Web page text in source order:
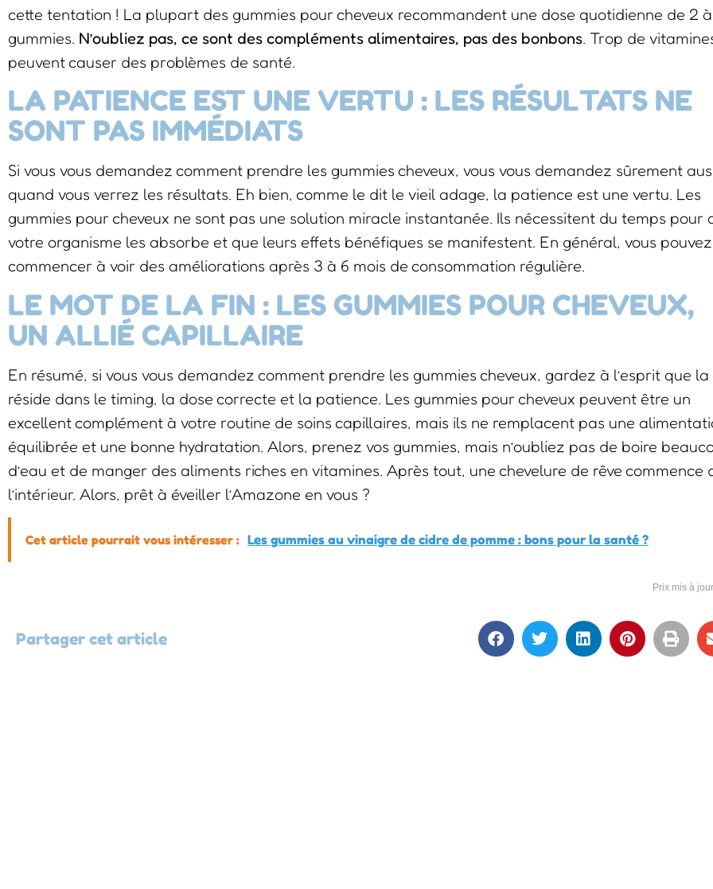
cette tentation ! La plupart des gummies pour cheveux recommandent une dose quotidienne de 2
gummies. N’oubliez pas, ce sont des compléments alimentaires, pas des bonbons. Trop de
peuvent causer des problèmes de santé.
LA PATIENCE EST UNE VERTU : LES RÉSULTATS NE
SONT PAS IMMÉDIATS
Si vous vous demandez comment prendre les gummies cheveux, vous vous demandez sûrement
quand vous verrez les résultats. Eh bien, comme le dit le vieil adage, la patience est une vertu. Les
gummies pour cheveux ne sont pas une solution miracle instantanée. Ils nécessitent du temps pour
votre organisme les absorbe et que leurs effets bénéfiques se manifestent. En général, vous pouvez
commencer à voir des améliorations après 3 à 6 mois de consommation régulière.
LE MOT DE LA FIN : LES GUMMIES POUR CHEVEUX,
UN ALLIÉ CAPILLAIRE
En résumé, si vous vous demandez comment prendre les gummies cheveux, gardez à l’esprit que la
réside dans le timing, la dose correcte et la patience. Les gummies pour cheveux peuvent être un
excellent complément à votre routine de soins capillaires, mais ils ne remplacent pas une
équilibrée et une bonne hydratation. Alors, prenez vos gummies, mais n’oubliez pas de boire
d’eau et de manger des aliments riches en vitamines. Après tout, une chevelure de rêve commence
l’intérieur. Alors, prêt à éveiller l’Amazone en vous ?
Cet article pourrait vous intéresser : Les gummies au vinaigre de cidre de pomme : bons pour la santé ?
Partager cet article